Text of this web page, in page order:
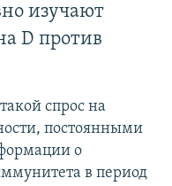
изучают
D против
спрос на
постоянными
о
в период